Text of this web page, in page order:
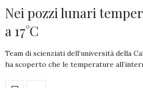
Nei pozzi lunari
a 17°C
Team di scienziati dell’università della
ha scoperto che le temperature